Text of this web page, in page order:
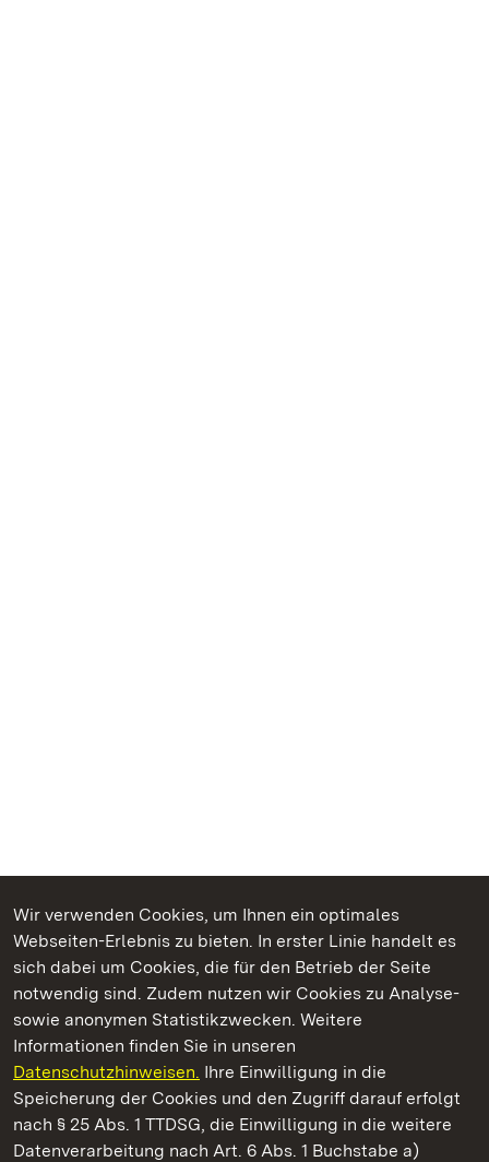
Wir verwenden Cookies, um Ihnen ein optimales
Webseiten-Erlebnis zu bieten. In erster Linie handelt es
sich dabei um Cookies, die für den Betrieb der Seite
notwendig sind. Zudem nutzen wir Cookies zu Analyse-
sowie anonymen Statistikzwecken. Weitere
Informationen finden Sie in unseren
Datenschutzhinweisen. Ihre Einwilligung in die
Speicherung der Cookies und den Zugriff darauf erfolgt
nach § 25 Abs. 1 TTDSG, die Einwilligung in die weitere
Datenverarbeitung nach Art. 6 Abs. 1 Buchstabe a)
Kommen. Staunen. Genießen.
Residenzschloss Mergentheim
Staatliche Schlösser und Gärten Baden-Württemberg